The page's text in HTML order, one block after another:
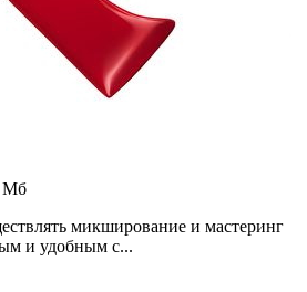
Мб
микширование и мастеринг
и удобным с...